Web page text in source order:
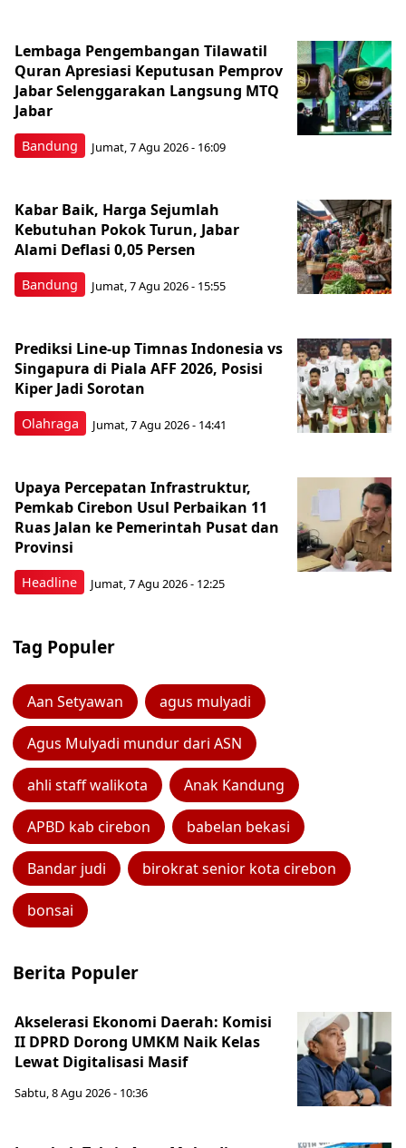
Bandung
Lembaga Pengembangan Tilawatil
Quran Apresiasi Keputusan Pemprov
Jabar Selenggarakan Langsung MTQ
Jabar
Jumat, 7 Agu 2026 - 16:09
Bandung
Kabar Baik, Harga Sejumlah
Kebutuhan Pokok Turun, Jabar
Alami Deflasi 0,05 Persen
Jumat, 7 Agu 2026 - 15:55
Olahraga
Prediksi Line-up Timnas Indonesia vs
Singapura di Piala AFF 2026, Posisi
Kiper Jadi Sorotan
Jumat, 7 Agu 2026 - 14:41
Headline
Upaya Percepatan Infrastruktur,
Pemkab Cirebon Usul Perbaikan 11
Ruas Jalan ke Pemerintah Pusat dan
Provinsi
Jumat, 7 Agu 2026 - 12:25
Tag Populer
Aan Setyawan agus mulyadi
Agus Mulyadi mundur dari ASN
ahli staff walikota Anak Kandung
APBD kab cirebon babelan bekasi
Bandar judi birokrat senior kota cirebon
bonsai
Berita Populer
Akselerasi Ekonomi Daerah: Komisi
II DPRD Dorong UMKM Naik Kelas
Lewat Digitalisasi Masif
Sabtu, 8 Agu 2026 - 10:36